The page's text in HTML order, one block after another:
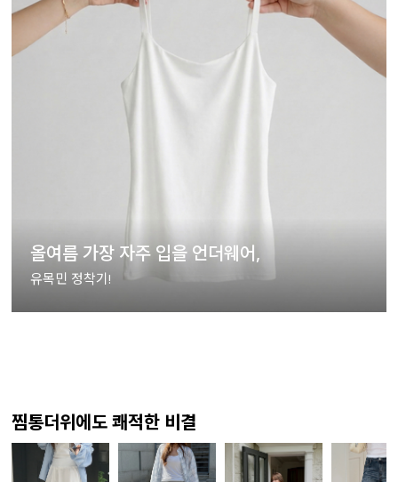
올여름 가장 자주 입을 언더웨어,
유목민 정착기!
찜통더위에도 쾌적한 비결